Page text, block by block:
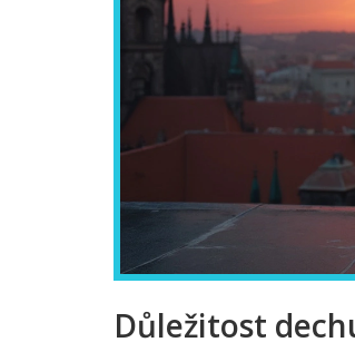
Důležitost